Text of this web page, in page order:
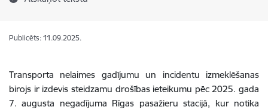
Publicēts: 11.09.2025.
Transporta nelaimes gadījumu un incidentu izmeklēšanas
birojs ir izdevis steidzamu drošības ieteikumu pēc 2025. gada
7. augusta negadījuma Rīgas pasažieru stacijā, kur notika